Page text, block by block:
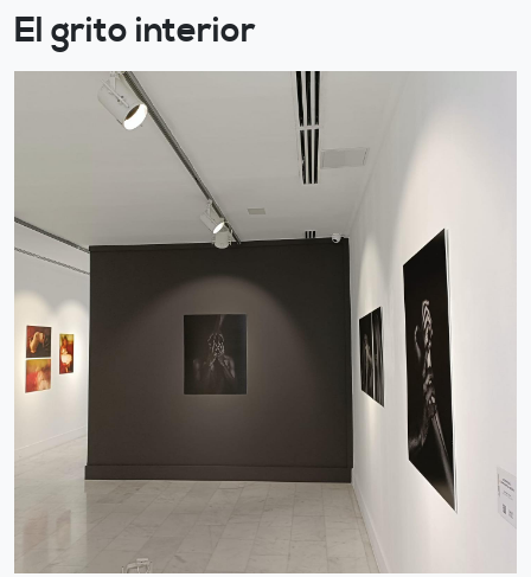
El grito interior